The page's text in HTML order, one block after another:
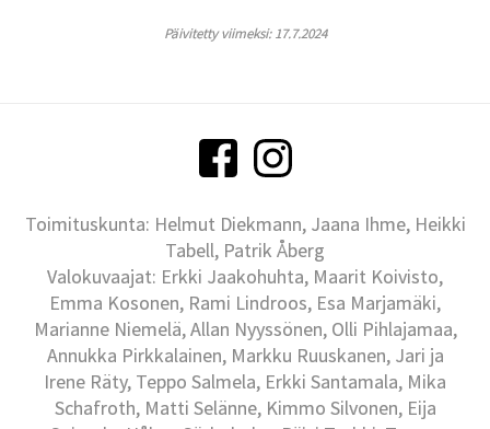
Päivitetty viimeksi: 17.7.2024
Toimituskunta: Helmut Diekmann, Jaana Ihme, Heikki
Tabell, Patrik Åberg
Valokuvaajat: Erkki Jaakohuhta, Maarit Koivisto,
Emma Kosonen, Rami Lindroos, Esa Marjamäki,
Marianne Niemelä, Allan Nyyssönen, Olli Pihlajamaa,
Annukka Pirkkalainen, Markku Ruuskanen, Jari ja
Irene Räty, Teppo Salmela, Erkki Santamala, Mika
Schafroth, Matti Selänne, Kimmo Silvonen, Eija